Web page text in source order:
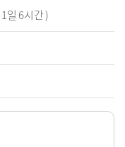
1일 6시간)